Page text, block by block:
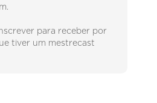
para receber por
tiver um mestrecast